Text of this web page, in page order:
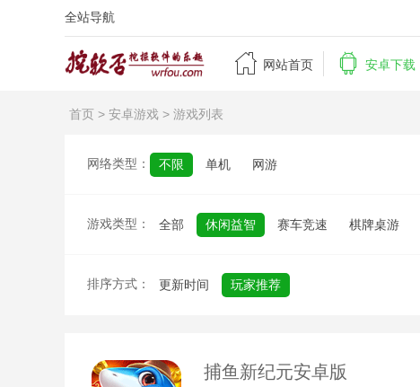
全站导航
 网站首页  安卓下载
首页 > 安卓游戏 > 游戏列表
网络类型： 不限 单机 网游
游戏类型： 全部 休闲益智 赛车竞速 棋牌桌游
排序方式： 更新时间 玩家推荐
捕鱼新纪元安卓版